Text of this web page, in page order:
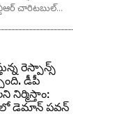
చారిటబుల్...
రెస్పాన్స్
డీపీ
నిర్మిస్తాం:
డెమాన్ పవన్